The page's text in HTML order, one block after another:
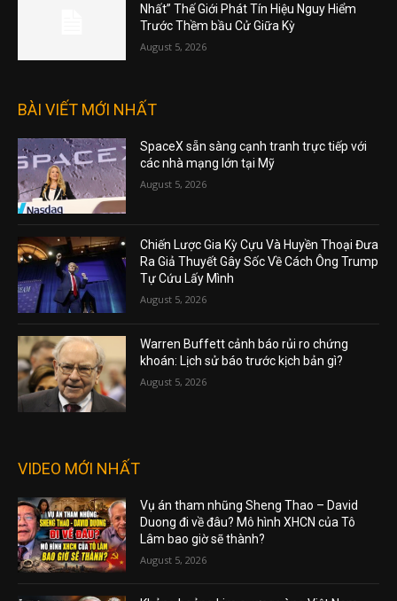
Nhất” Thế Giới Phát Tín Hiệu Nguy Hiểm
Trước Thềm bầu Cử Giữa Kỳ
August 5, 2026
BÀI VIẾT MỚI NHẤT
SpaceX sẵn sàng cạnh tranh trực tiếp với
các nhà mạng lớn tại Mỹ
August 5, 2026
Chiến Lược Gia Kỳ Cựu Và Huyền Thoại Đưa
Ra Giả Thuyết Gây Sốc Về Cách Ông Trump
Tự Cứu Lấy Mình
August 5, 2026
Warren Buffett cảnh báo rủi ro chứng
khoán: Lịch sử báo trước kịch bản gì?
August 5, 2026
VIDEO MỚI NHẤT
Vụ án tham nhũng Sheng Thao – David
Duong đi về đâu? Mô hình XHCN của Tô
Lâm bao giờ sẽ thành?
August 5, 2026